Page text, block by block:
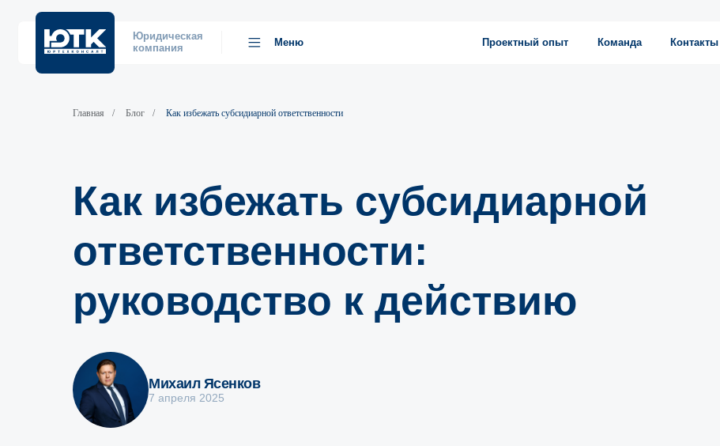
Контакты
Команда
Проектный опыт
Меню
Юридическая
компания
Главная / Блог / Как избежать субсидиарной ответственности
Как избежать субсидиарной
ответственности:
руководство к действию
Михаил Ясенков
7 апреля 2025